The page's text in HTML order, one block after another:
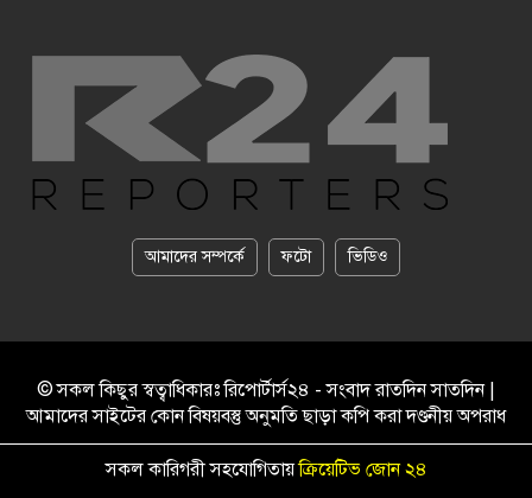
আমাদের সম্পর্কে ফটো ভিডিও
© সকল কিছুর স্বত্বাধিকারঃ রিপোর্টার্স২৪ - সংবাদ রাতদিন সাতদিন |
আমাদের সাইটের কোন বিষয়বস্তু অনুমতি ছাড়া কপি করা দণ্ডনীয় অপরাধ
সকল কারিগরী সহযোগিতায়ক্রিয়েটিভ জোন ২৪